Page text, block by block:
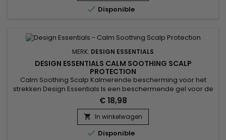
 Disponible
MERK: DESIGN ESSENTIALS
DESIGN ESSENTIALS CALM SOOTHING SCALP
PROTECTION
Calm Soothing Scalp Kalmerende bescherming voor het
strekken Design Essentials Is een beschermende gel voor de
hoofdhuid voor het strekken. Verrijkte formule, het beschermt
de hoofdhuid tegen mogelijke irritaties tijdens het
rechttrekken van het haar.&nbsp; Lichte gelei die gemakkelijk
aanbrengen mogelijk maakt, vermindert jeuk, hydrateert en
kalmeert...
€ 18,98
 In winkelwagen
 Disponible